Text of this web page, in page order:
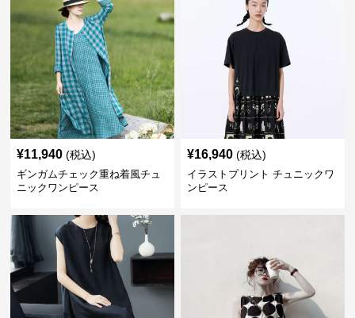
¥11,940 (税込)
ギンガムチェック重ね着風チュ
ニックワンピース
¥16,940 (税込)
イラストプリント チュニックワ
ンピース